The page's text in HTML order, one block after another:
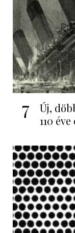
7
Új,
110